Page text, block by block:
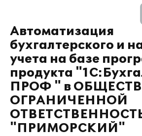
Автоматизация
бухгалтерского и
учета на базе
продукта
ПРОФ " в
ОГРАНИЧЕННОЙ
"ПРИМОРСКИЙ"